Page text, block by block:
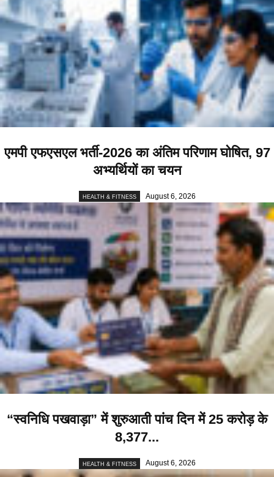
एमपी एफएसएल भर्ती-2026 का अंतिम परिणाम घोषित, 97
अभ्यर्थियों का चयन
HEALTH & FITNESS August 6, 2026
“स्वनिधि पखवाड़ा” में शुरुआती पांच दिन में 25 करोड़ के
8,377...
HEALTH & FITNESS August 6, 2026